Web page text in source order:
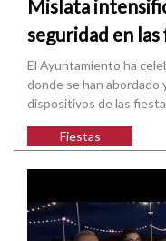
Mislata
seguridad en
El Ayuntamiento ha
donde se han abordado
dispositivos de las
Fiestas